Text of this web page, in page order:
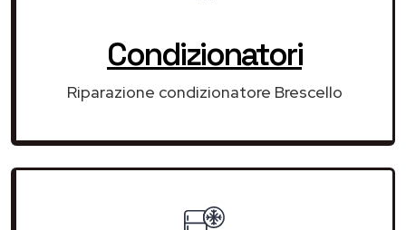
Condizionatori
Riparazione condizionatore Brescello